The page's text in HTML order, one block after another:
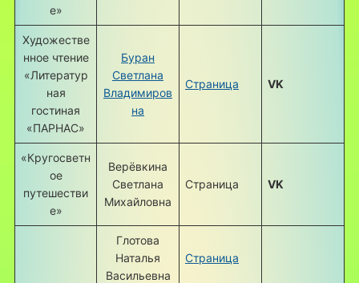
е»
Художестве
нное чтение
«Литератур
ная
гостиная
«ПАРНАС»
Буран
Светлана
Владимиров
на
Страница VK
«Кругосветн
ое
путешестви
е»
Верёвкина
Светлана
Михайловна
Страница VK
Глотова
Наталья
Васильевна
Страница